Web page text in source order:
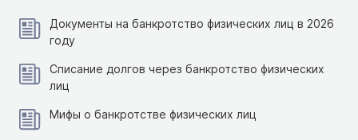
Документы на банкротство физических лиц в 2026
году
Списание долгов через банкротство физических
лиц
Мифы о банкротстве физических лиц